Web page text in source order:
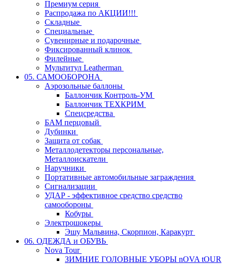
Премиум серия
Распродажа по АКЦИИ!!!
Складные
Специальные
Сувенирные и подарочные
Фиксированный клинок
Филейные
Мультитул Leatherman
05. САМООБОРОНА
Аэрозольные баллоны
Баллончик Контроль-УМ
Баллончик ТЕХКРИМ
Спецсредства
БАМ перцовый
Дубинки
Защита от собак
Металлодетекторы персональные,
Металлоискатели
Наручники
Портативные автомобильные заграждения
Сигнализации
УДАР - эффективное средство средство
самообороны
Кобуры
Электрошокеры
Эшу Мальвина, Скорпион, Каракурт
06. ОДЕЖДА и ОБУВЬ
Nova Tour
ЗИМНИЕ ГОЛОВНЫЕ УБОРЫ nOVA tOUR